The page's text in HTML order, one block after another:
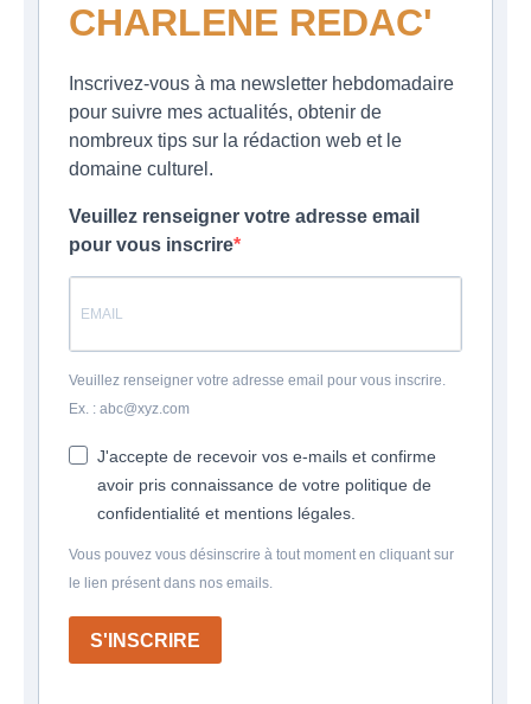
CHARLENE REDAC'
Inscrivez-vous à ma newsletter hebdomadaire
pour suivre mes actualités, obtenir de
nombreux tips sur la rédaction web et le
domaine culturel.
Veuillez renseigner votre adresse email
pour vous inscrire
Veuillez renseigner votre adresse email pour vous inscrire.
Ex. : abc@xyz.com
J'accepte de recevoir vos e-mails et confirme
avoir pris connaissance de votre politique de
confidentialité et mentions légales.
Vous pouvez vous désinscrire à tout moment en cliquant sur
le lien présent dans nos emails.
S'INSCRIRE